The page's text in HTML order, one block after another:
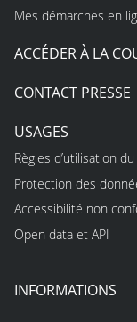
Mes démarches en
ACCÉDER À LA
CONTACT PRESSE
USAGES
Règles d’utilisation
Protection des
Accessibilité non
Open data et API
INFORMATIONS